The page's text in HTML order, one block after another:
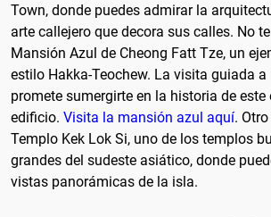
Town, donde puedes admirar la
arte callejero que decora sus calles. No
Mansión Azul de Cheong Fatt Tze, un
estilo Hakka-Teochew. La visita guiada
promete sumergirte en la historia de
edificio. Visita la mansión azul aquí.
Templo Kek Lok Si, uno de los templos
grandes del sudeste asiático, donde
vistas panorámicas de la isla.